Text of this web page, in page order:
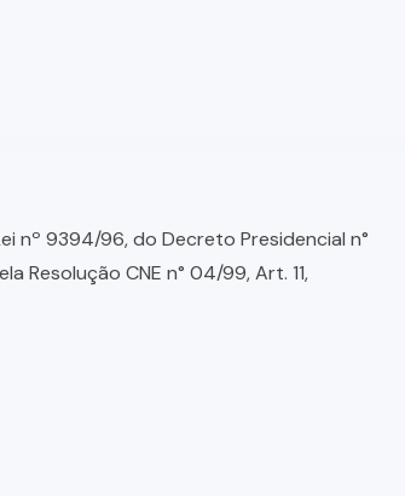
nº 9394/96, do Decreto Presidencial n°
Resolução CNE n° 04/99, Art. 11,